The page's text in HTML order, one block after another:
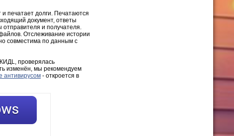
печатает долги. Печатаются
документ, ответы
отправителя и получателя.
Отслеживание истории
совместима по данным с
проверялась
изменён, мы рекомендуем
антивирусом - откроется в